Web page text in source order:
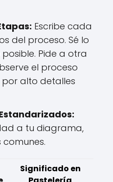
Escribe cada
del proceso. Sé lo
Pide a otra
el proceso
alto detalles
a tu diagrama,
Significado en